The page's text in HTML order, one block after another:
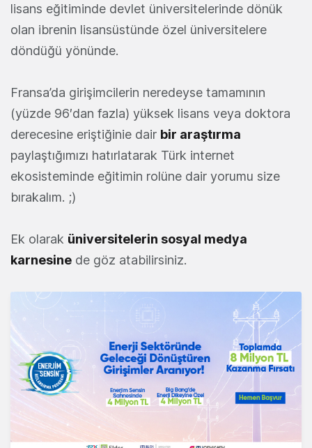
lisans eğitiminde devlet üniversitelerinde dönük
olan ibrenin lisansüstünde özel üniversitelere
döndüğü yönünde.
Fransa’da girişimcilerin neredeyse tamamının
(yüzde 96′dan fazla) yüksek lisans veya doktora
derecesine eriştiğinie dair bir araştırma
paylaştığımızı hatırlatarak Türk internet
ekosisteminde eğitimin rolüne dair yorumu size
bırakalım. ;)
Ek olarak üniversitelerin sosyal medya
karnesine de göz atabilirsiniz.